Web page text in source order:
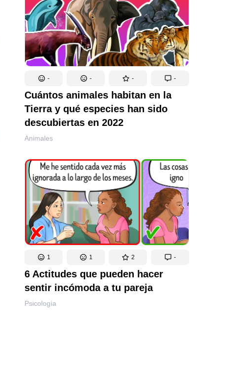
- - - -
Cuántos animales habitan en la
Tierra y qué especies han sido
descubiertas en 2022
Animales
1 1 2 -
6 Actitudes que pueden hacer
sentir incómoda a tu pareja
Psicología